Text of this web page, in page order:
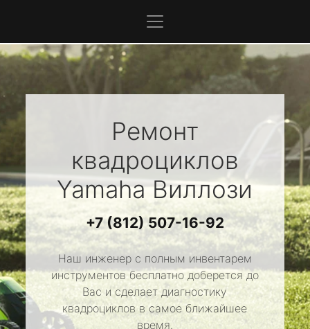
Ремонт
квадроциклов
YamahaВиллози
+7 (812) 507-16-92
Наш инженер с полным инвентарем
инструментов бесплатно доберется до
Вас и сделает диагностику
квадроциклов в самое ближайшее
время.